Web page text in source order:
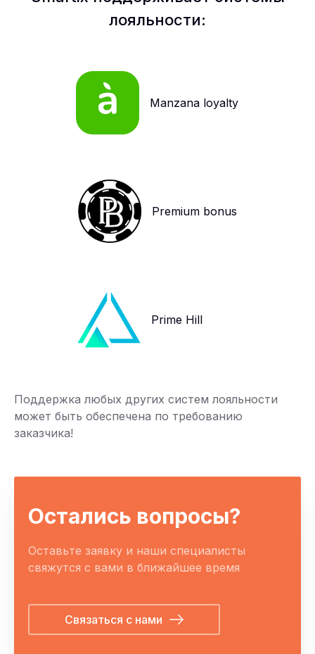
лояльности:
Manzana loyalty
Premium bonus
Prime Hill
Поддержка любых других систем лояльности
может быть обеспечена по требованию
заказчика!
Остались вопросы?
Оставьте заявку и наши специалисты
свяжутся с вами в ближайшее время
Связаться с нами